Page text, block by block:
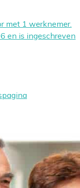
met 1 werknemer.
en is ingeschreven